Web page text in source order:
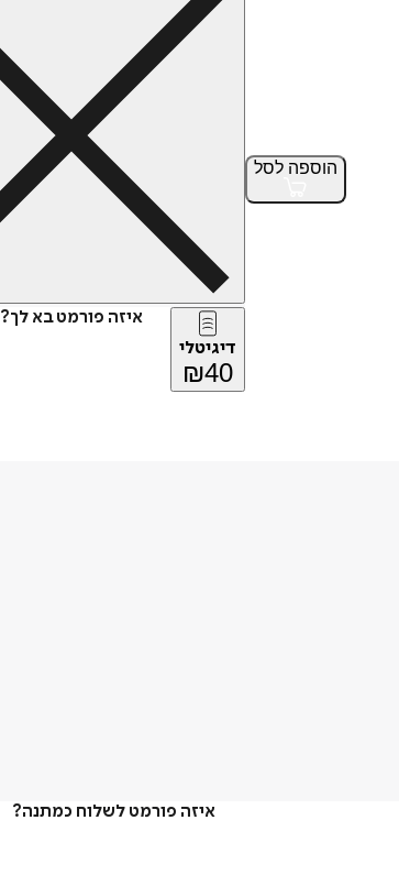
הוספה לסל
איזה פורמט בא לך?
דיגיטלי
₪40
איזה פורמט לשלוח כמתנה?